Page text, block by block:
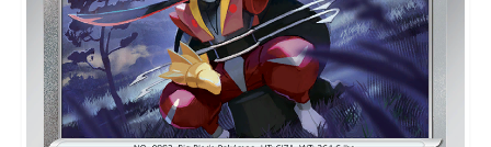
€0,07
Holofoil
Preise werden täglich aktualisiert.